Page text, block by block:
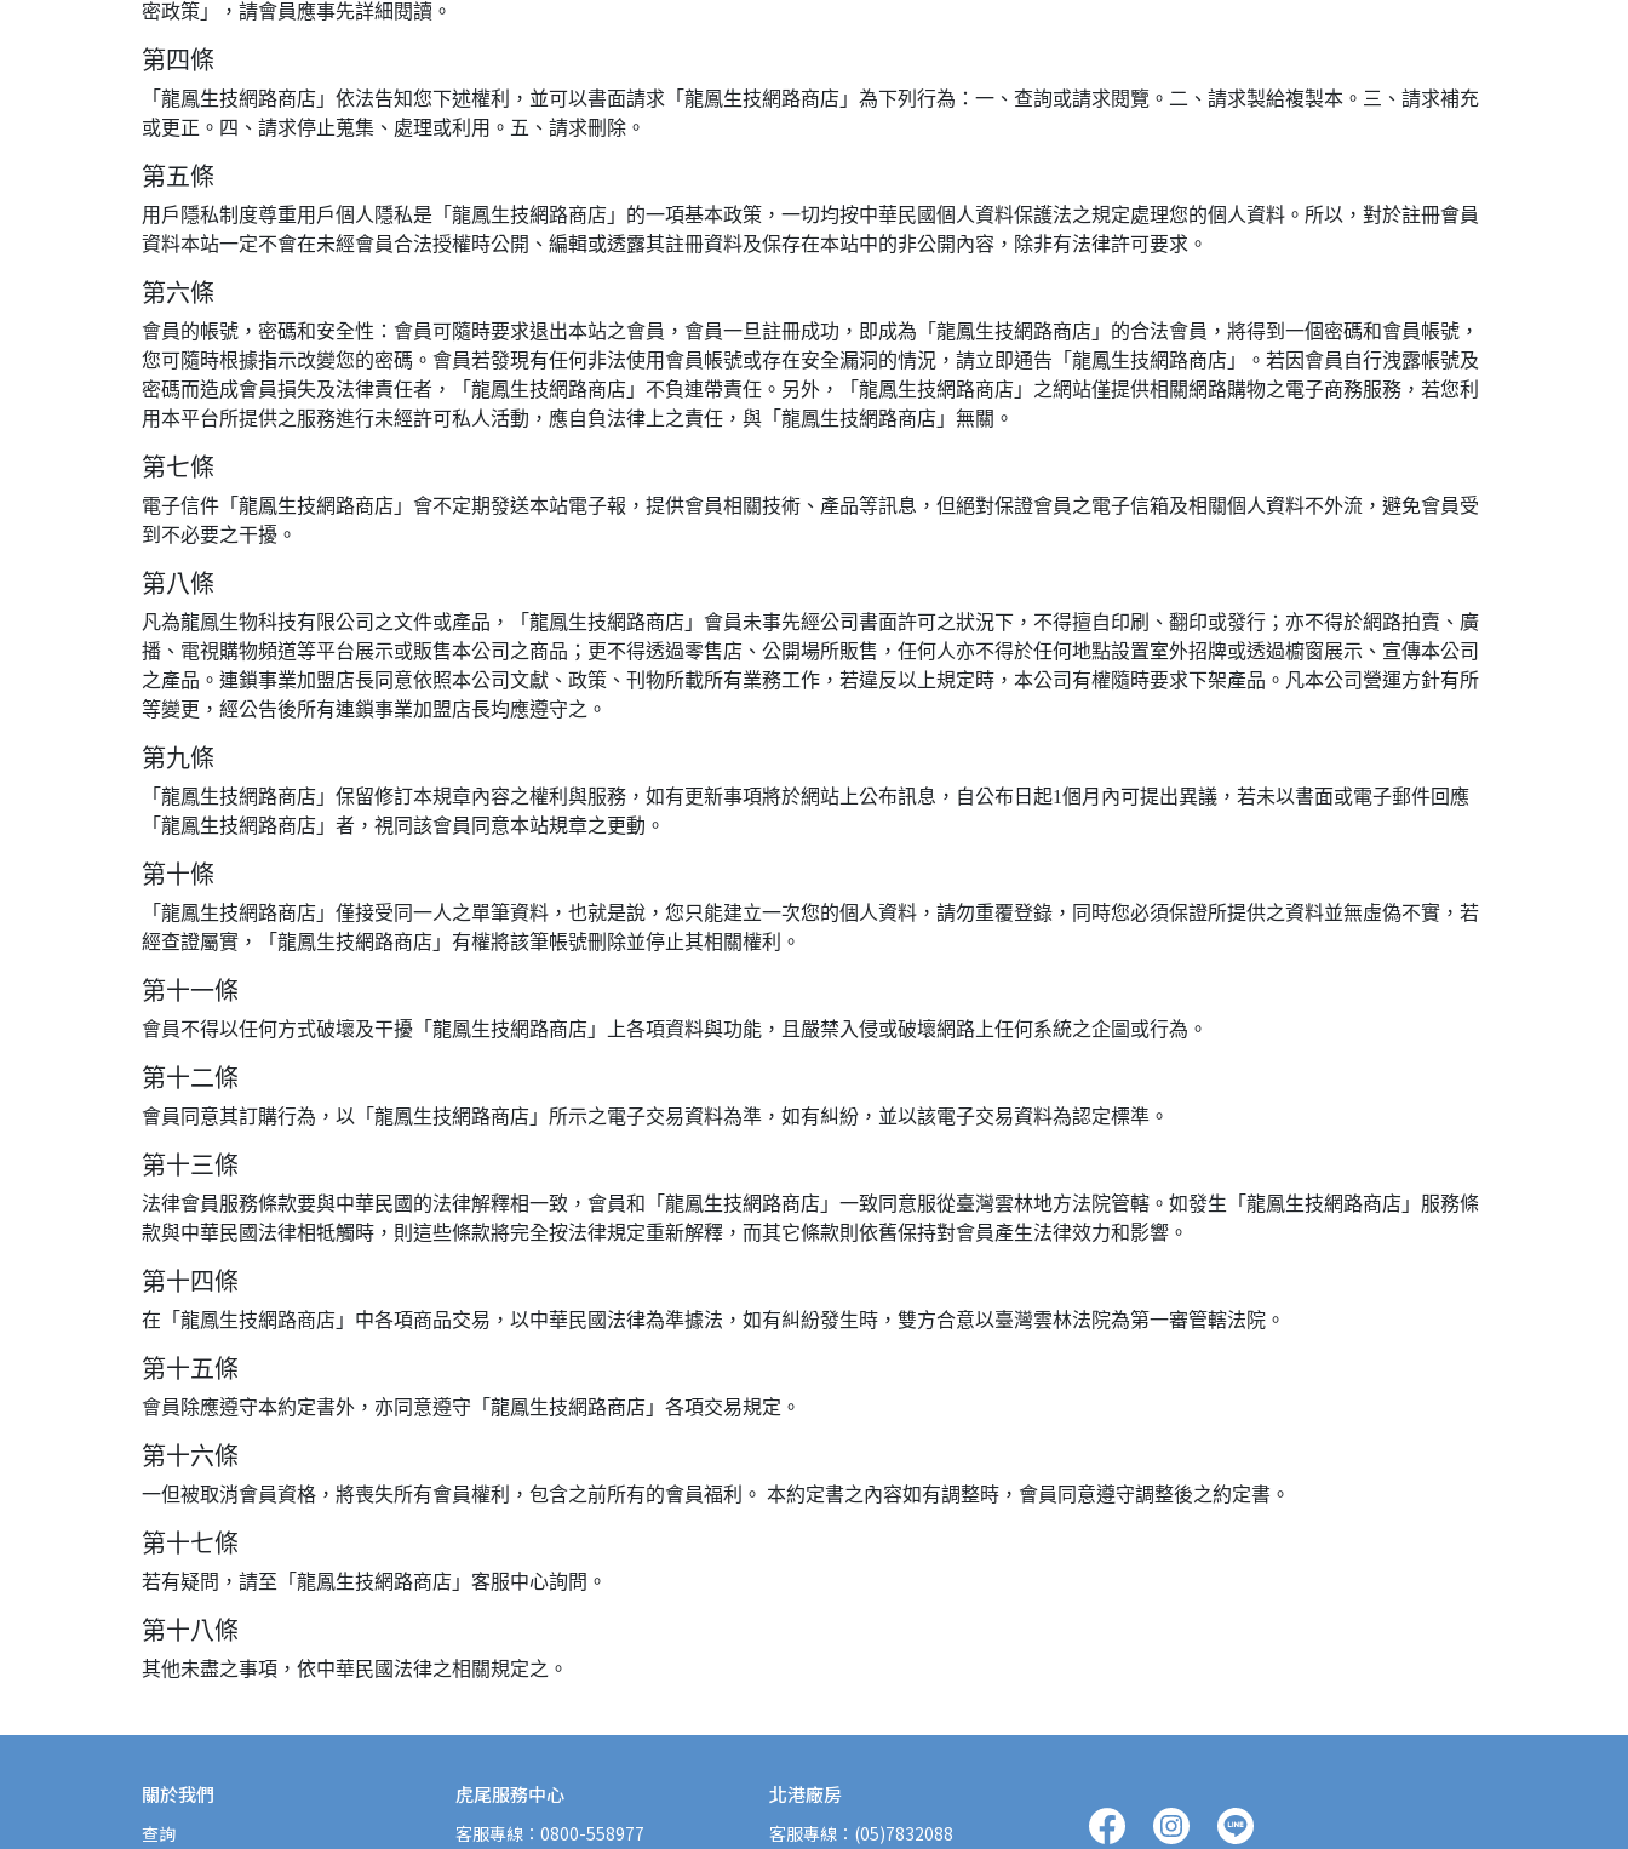
密政策」，請會員應事先詳細閱讀。
第四條
「龍鳳生技網路商店」依法告知您下述權利，並可以書面請求「龍鳳生技網路商店」為下列行為：一、查詢或請求閱覽。二、請求製給複製本。三、請求補充
或更正。四、請求停止蒐集、處理或利用。五、請求刪除。
第五條
用戶隱私制度尊重用戶個人隱私是「龍鳳生技網路商店」的一項基本政策，一切均按中華民國個人資料保護法之規定處理您的個人資料。所以，對於註冊會員
資料本站一定不會在未經會員合法授權時公開、編輯或透露其註冊資料及保存在本站中的非公開內容，除非有法律許可要求。
第六條
會員的帳號，密碼和安全性：會員可隨時要求退出本站之會員，會員一旦註冊成功，即成為「龍鳳生技網路商店」的合法會員，將得到一個密碼和會員帳號，
您可隨時根據指示改變您的密碼。會員若發現有任何非法使用會員帳號或存在安全漏洞的情況，請立即通告「龍鳳生技網路商店」。若因會員自行洩露帳號及
密碼而造成會員損失及法律責任者，「龍鳳生技網路商店」不負連帶責任。另外，「龍鳳生技網路商店」之網站僅提供相關網路購物之電子商務服務，若您利
用本平台所提供之服務進行未經許可私人活動，應自負法律上之責任，與「龍鳳生技網路商店」無關。
第七條
電子信件「龍鳳生技網路商店」會不定期發送本站電子報，提供會員相關技術、產品等訊息，但絕對保證會員之電子信箱及相關個人資料不外流，避免會員受
到不必要之干擾。
第八條
凡為龍鳳生物科技有限公司之文件或產品，「龍鳳生技網路商店」會員未事先經公司書面許可之狀況下，不得擅自印刷、翻印或發行；亦不得於網路拍賣、廣
播、電視購物頻道等平台展示或販售本公司之商品；更不得透過零售店、公開場所販售，任何人亦不得於任何地點設置室外招牌或透過櫥窗展示、宣傳本公司
之產品。連鎖事業加盟店長同意依照本公司文獻、政策、刊物所載所有業務工作，若違反以上規定時，本公司有權隨時要求下架產品。凡本公司營運方針有所
等變更，經公告後所有連鎖事業加盟店長均應遵守之。
第九條
「龍鳳生技網路商店」保留修訂本規章內容之權利與服務，如有更新事項將於網站上公布訊息，自公布日起1個月內可提出異議，若未以書面或電子郵件回應
「龍鳳生技網路商店」者，視同該會員同意本站規章之更動。
第十條
「龍鳳生技網路商店」僅接受同一人之單筆資料，也就是說，您只能建立一次您的個人資料，請勿重覆登錄，同時您必須保證所提供之資料並無虛偽不實，若
經查證屬實，「龍鳳生技網路商店」有權將該筆帳號刪除並停止其相關權利。
第十一條
會員不得以任何方式破壞及干擾「龍鳳生技網路商店」上各項資料與功能，且嚴禁入侵或破壞網路上任何系統之企圖或行為。
第十二條
會員同意其訂購行為，以「龍鳳生技網路商店」所示之電子交易資料為準，如有糾紛，並以該電子交易資料為認定標準。
第十三條
法律會員服務條款要與中華民國的法律解釋相一致，會員和「龍鳳生技網路商店」一致同意服從臺灣雲林地方法院管轄。如發生「龍鳳生技網路商店」服務條
款與中華民國法律相牴觸時，則這些條款將完全按法律規定重新解釋，而其它條款則依舊保持對會員產生法律效力和影響。
第十四條
在「龍鳳生技網路商店」中各項商品交易，以中華民國法律為準據法，如有糾紛發生時，雙方合意以臺灣雲林法院為第一審管轄法院。
第十五條
會員除應遵守本約定書外，亦同意遵守「龍鳳生技網路商店」各項交易規定。
第十六條
一但被取消會員資格，將喪失所有會員權利，包含之前所有的會員福利。 本約定書之內容如有調整時，會員同意遵守調整後之約定書。
第十七條
若有疑問，請至「龍鳳生技網路商店」客服中心詢問。
第十八條
其他未盡之事項，依中華民國法律之相關規定之。
關於我們
查詢
虎尾服務中心
客服專線：0800-558977
北港廠房
客服專線：(05)7832088